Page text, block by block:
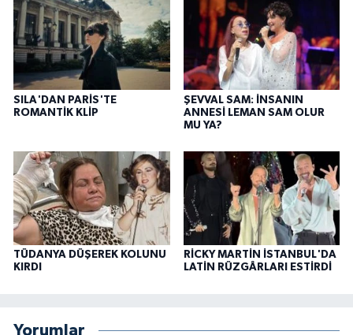
SILA'DAN PARİS'TE
ROMANTİK KLİP
ŞEVVAL SAM: İNSANIN
ANNESİ LEMAN SAM OLUR
MU YA?
TÜDANYA DÜŞEREK KOLUNU
KIRDI
RİCKY MARTİN İSTANBUL'DA
LATİN RÜZGÂRLARI ESTİRDİ
Yorumlar